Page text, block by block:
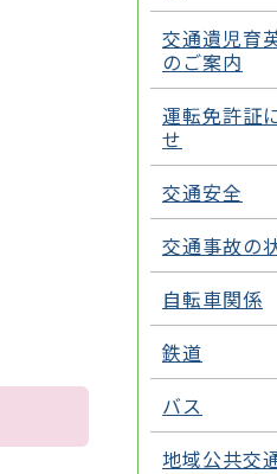
交通遺児育
のご案内
運転免許証
せ
交通安全
交通事故の
自転車関係
鉄道
バス
地域公共交